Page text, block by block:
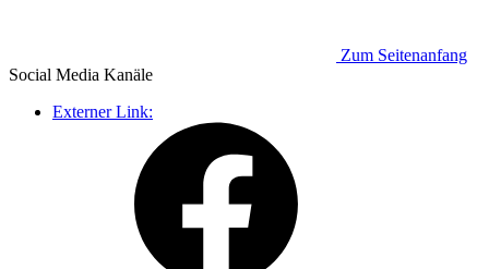
Zum Seitenanfang
Social Media Kanäle
Externer Link: